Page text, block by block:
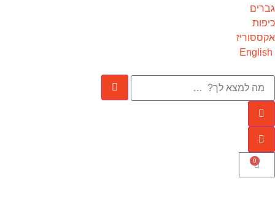
גברים
כיפות
אקססוריז
English
0